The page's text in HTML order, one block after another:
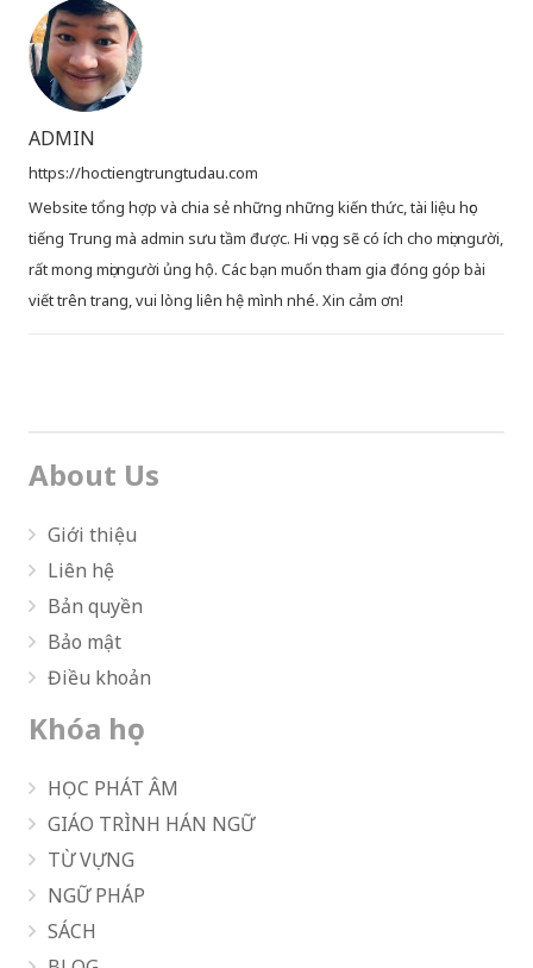
ADMIN
https://hoctiengtrungtudau.com
Website tổng hợp và chia sẻ những những kiến thức, tài liệu học
tiếng Trung mà admin sưu tầm được. Hi vọng sẽ có ích cho mọi người,
rất mong mọi người ủng hộ. Các bạn muốn tham gia đóng góp bài
viết trên trang, vui lòng liên hệ mình nhé. Xin cảm ơn!
About Us
Giới thiệu
Liên hệ
Bản quyền
Bảo mật
Điều khoản
Khóa học
HỌC PHÁT ÂM
GIÁO TRÌNH HÁN NGỮ
TỪ VỰNG
NGỮ PHÁP
SÁCH